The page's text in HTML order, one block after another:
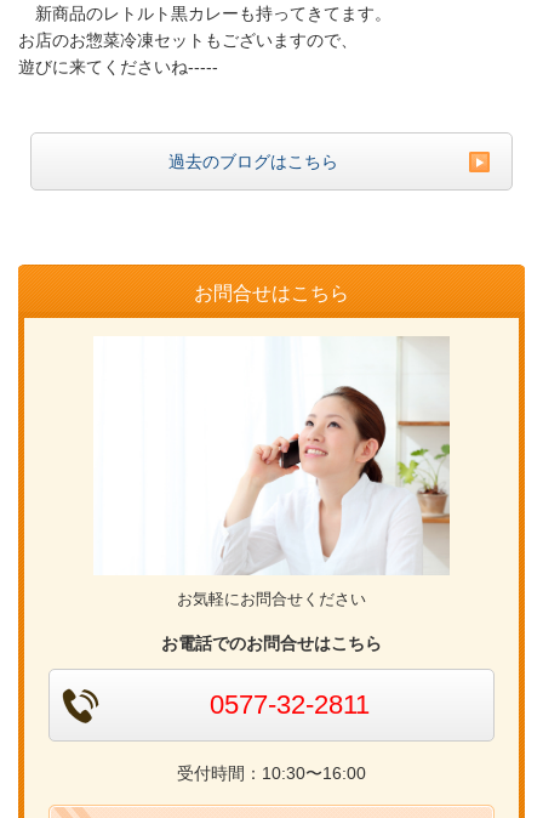
新商品のレトルト黒カレーも持ってきてます。
お店のお惣菜冷凍セットもございますので、
遊びに来てくださいね-----
過去のブログはこちら
お問合せはこちら
お気軽にお問合せください
お電話でのお問合せはこちら
0577-32-2811
受付時間：10:30〜16:00